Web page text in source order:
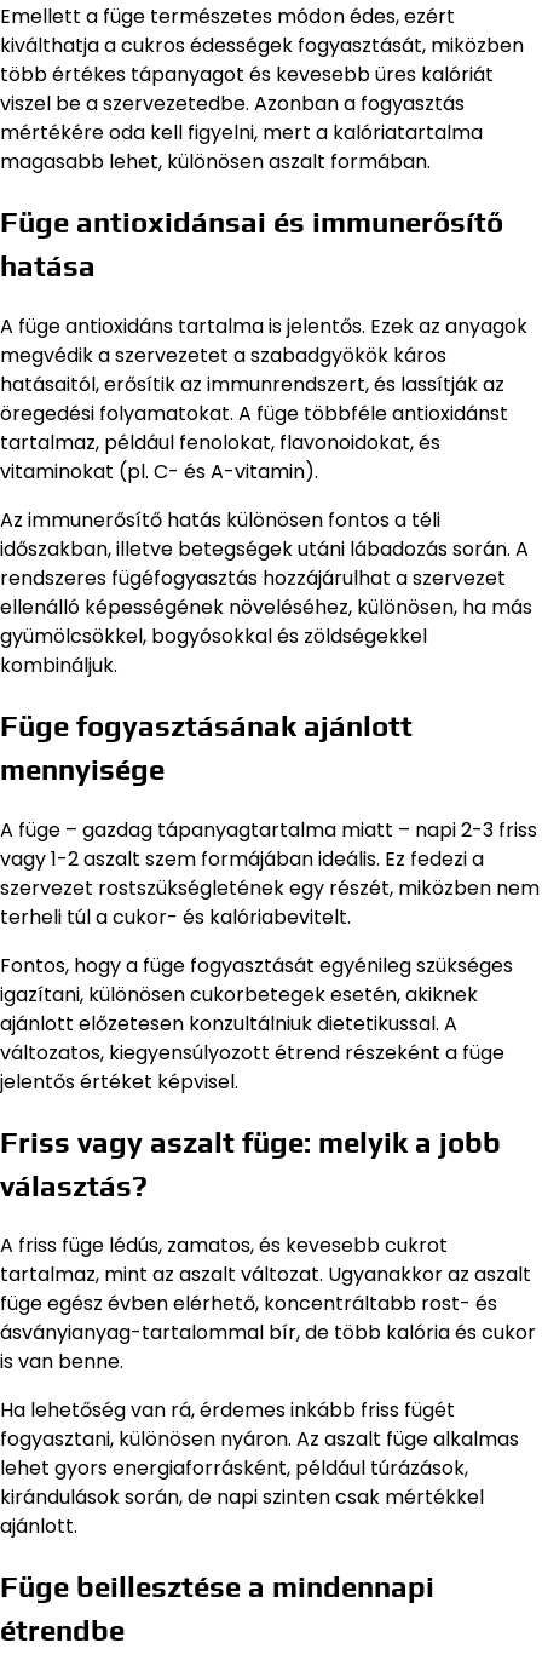
Emellett a füge természetes módon édes, ezért
kiválthatja a cukros édességek fogyasztását, miközben
több értékes tápanyagot és kevesebb üres kalóriát
viszel be a szervezetedbe. Azonban a fogyasztás
mértékére oda kell figyelni, mert a kalóriatartalma
magasabb lehet, különösen aszalt formában.
Füge antioxidánsai és immunerősítő
hatása
A füge antioxidáns tartalma is jelentős. Ezek az anyagok
megvédik a szervezetet a szabadgyökök káros
hatásaitól, erősítik az immunrendszert, és lassítják az
öregedési folyamatokat. A füge többféle antioxidánst
tartalmaz, például fenolokat, flavonoidokat, és
vitaminokat (pl. C- és A-vitamin).
Az immunerősítő hatás különösen fontos a téli
időszakban, illetve betegségek utáni lábadozás során. A
rendszeres fügéfogyasztás hozzájárulhat a szervezet
ellenálló képességének növeléséhez, különösen, ha más
gyümölcsökkel, bogyósokkal és zöldségekkel
kombináljuk.
Füge fogyasztásának ajánlott
mennyisége
A füge – gazdag tápanyagtartalma miatt – napi 2-3 friss
vagy 1-2 aszalt szem formájában ideális. Ez fedezi a
szervezet rostszükségletének egy részét, miközben nem
terheli túl a cukor- és kalóriabevitelt.
Fontos, hogy a füge fogyasztását egyénileg szükséges
igazítani, különösen cukorbetegek esetén, akiknek
ajánlott előzetesen konzultálniuk dietetikussal. A
változatos, kiegyensúlyozott étrend részeként a füge
jelentős értéket képvisel.
Friss vagy aszalt füge: melyik a jobb
választás?
A friss füge lédús, zamatos, és kevesebb cukrot
tartalmaz, mint az aszalt változat. Ugyanakkor az aszalt
füge egész évben elérhető, koncentráltabb rost- és
ásványianyag-tartalommal bír, de több kalória és cukor
is van benne.
Ha lehetőség van rá, érdemes inkább friss fügét
fogyasztani, különösen nyáron. Az aszalt füge alkalmas
lehet gyors energiaforrásként, például túrázások,
kirándulások során, de napi szinten csak mértékkel
ajánlott.
Füge beillesztése a mindennapi
étrendbe